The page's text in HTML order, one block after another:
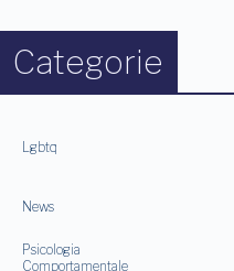
Categorie
Lgbtq
News
Psicologia
Comportamentale